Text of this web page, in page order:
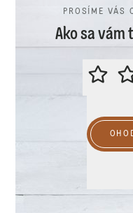
PROSÍME VÁS
Ako sa vám